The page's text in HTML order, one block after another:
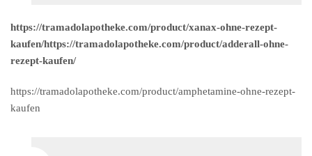
https://tramadolapotheke.com/product/xanax-ohne-rezept-
kaufen/https://tramadolapotheke.com/product/adderall-ohne-
rezept-kaufen/
https://tramadolapotheke.com/product/amphetamine-ohne-rezept-
kaufen